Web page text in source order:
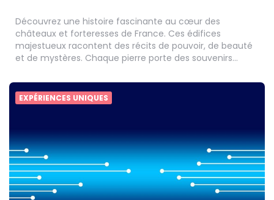
Découvrez une histoire fascinante au cœur des
châteaux et forteresses de France. Ces édifices
majestueux racontent des récits de pouvoir, de beauté
et de mystères. Chaque pierre porte des souvenirs…
EXPÉRIENCES UNIQUES